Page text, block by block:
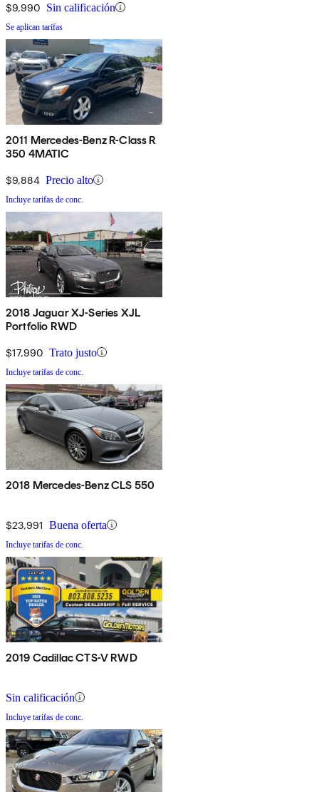
$9,990 Sin calificación
Se aplican tarifas
2011 Mercedes-Benz R-Class R
350 4MATIC
$9,884 Precio alto
Incluye tarifas de conc.
2018 Jaguar XJ-Series XJL
Portfolio RWD
$17,990 Trato justo
Incluye tarifas de conc.
2018 Mercedes-Benz CLS 550
$23,991 Buena oferta
Incluye tarifas de conc.
2019 Cadillac CTS-V RWD
Sin calificación
Incluye tarifas de conc.